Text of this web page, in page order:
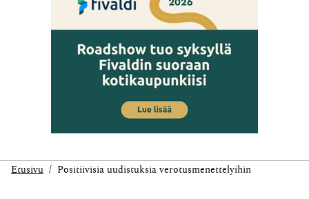
Etusivu Positiivisia uudistuksia verotusmenettelyihin